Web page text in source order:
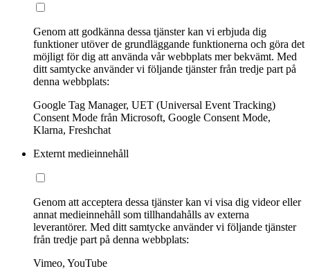
Genom att godkänna dessa tjänster kan vi erbjuda dig
funktioner utöver de grundläggande funktionerna och göra det
möjligt för dig att använda vår webbplats mer bekvämt. Med
ditt samtycke använder vi följande tjänster från tredje part på
denna webbplats:
Google Tag Manager, UET (Universal Event Tracking)
Consent Mode från Microsoft, Google Consent Mode,
Klarna, Freshchat
Externt medieinnehåll
Genom att acceptera dessa tjänster kan vi visa dig videor eller
annat medieinnehåll som tillhandahålls av externa
leverantörer. Med ditt samtycke använder vi följande tjänster
från tredje part på denna webbplats:
Vimeo, YouTube